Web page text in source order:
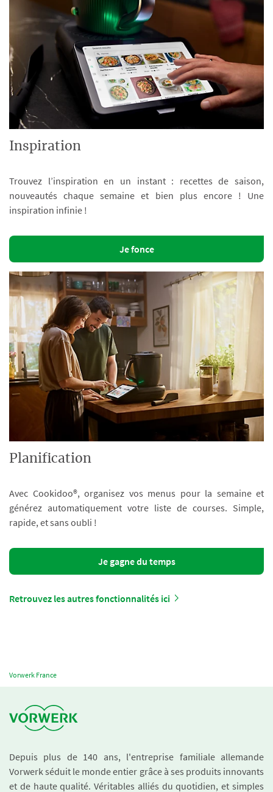
Inspiration
Trouvez l’inspiration en un instant : recettes de saison,
nouveautés chaque semaine et bien plus encore ! Une
inspiration infinie !
Je fonce
Planification
Avec Cookidoo®, organisez vos menus pour la semaine et
générez automatiquement votre liste de courses. Simple,
rapide, et sans oubli !
Je gagne du temps
Retrouvez les autres fonctionnalités ici
Vorwerk France
Depuis plus de 140 ans, l'entreprise familiale allemande
Vorwerk séduit le monde entier grâce à ses produits innovants
et de haute qualité. Véritables alliés du quotidien, et simples